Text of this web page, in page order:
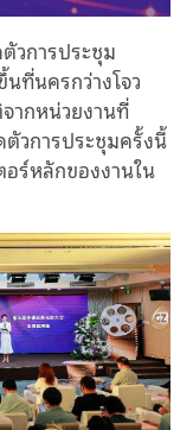
วการประชุม
ที่นครกว่างโจว
ากหน่วยงานที่
ตัวการประชุมครั้งนี้
ร์หลักของงานใน